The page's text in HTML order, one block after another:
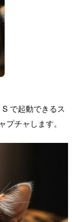
で起動できるス
チャします。